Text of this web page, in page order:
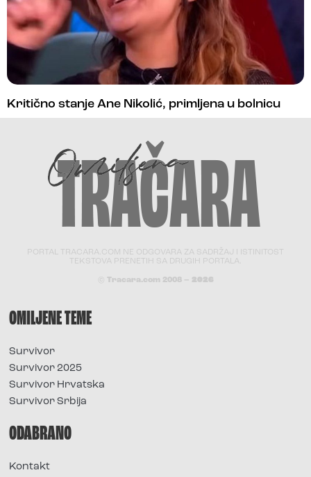
Kritično stanje Ane Nikolić, primljena u bolnicu
PORTAL TRACARA.COM NE ODGOVARA ZA SADRŽAJ I ISTINITOST
TEKSTOVA PRENETIH SA DRUGIH PORTALA.
© Tracara.com 2008 – 2026
OMILJENE TEME
Survivor
Survivor 2025
Survivor Hrvatska
Survivor Srbija
ODABRANO
Kontakt